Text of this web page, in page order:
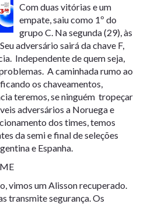
Com duas vitórias e um
empate, saiu como 1º do
grupo C. Na segunda (29), às
adversário sairá da chave F,
Independente de quem seja,
A caminhada rumo ao
os chaveamentos,
teremos, se ninguém tropeçar
adversários a Noruega e
dos times, temos
da semi e final de seleções
e Espanha.
vimos um Alisson recuperado.
transmite segurança. Os